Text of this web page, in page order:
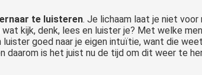
te luisteren. Je lichaam laat je niet
kijk, denk, lees en luister je? Met welke
luister goed naar je eigen intuïtie, want die
is het juist nu de tijd om dit weer te